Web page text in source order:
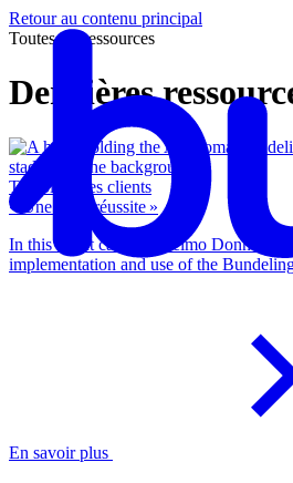
Retour au contenu principal
Toutes les ressources
Dernières
Témoignages clients
« Une belle réussite »
In this client case Guglielmo Donnini
implementation and use of the
En savoir plus